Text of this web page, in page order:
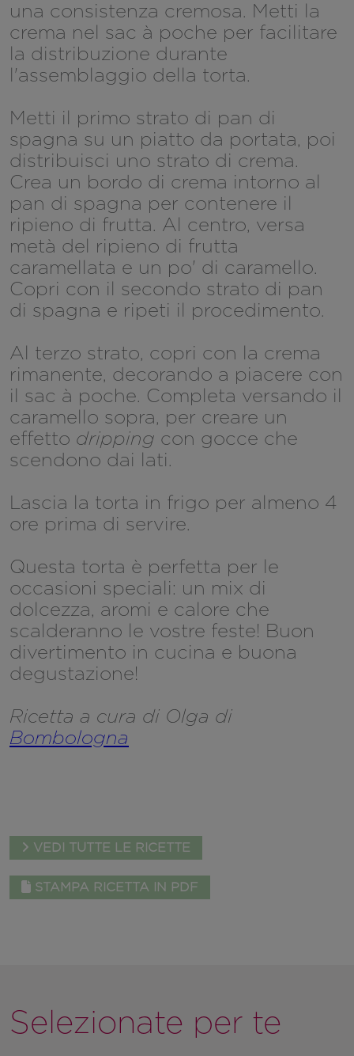
una consistenza cremosa. Metti la
crema nel sac à poche per facilitare
la distribuzione durante
l'assemblaggio della torta.
Metti il primo strato di pan di
spagna su un piatto da portata, poi
distribuisci uno strato di crema.
Crea un bordo di crema intorno al
pan di spagna per contenere il
ripieno di frutta. Al centro, versa
metà del ripieno di frutta
caramellata e un po' di caramello.
Copri con il secondo strato di pan
di spagna e ripeti il procedimento.
Al terzo strato, copri con la crema
rimanente, decorando a piacere con
il sac à poche. Completa versando il
caramello sopra, per creare un
effetto dripping con gocce che
scendono dai lati.
Lascia la torta in frigo per almeno 4
ore prima di servire.
Questa torta è perfetta per le
occasioni speciali: un mix di
dolcezza, aromi e calore che
scalderanno le vostre feste! Buon
divertimento in cucina e buona
degustazione!
Ricetta a cura di Olga di
Bombologna
VEDI TUTTE LE RICETTE
STAMPA RICETTA IN PDF
Selezionate per te